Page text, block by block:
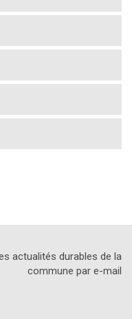
actualités durables de la
commune par e-mail